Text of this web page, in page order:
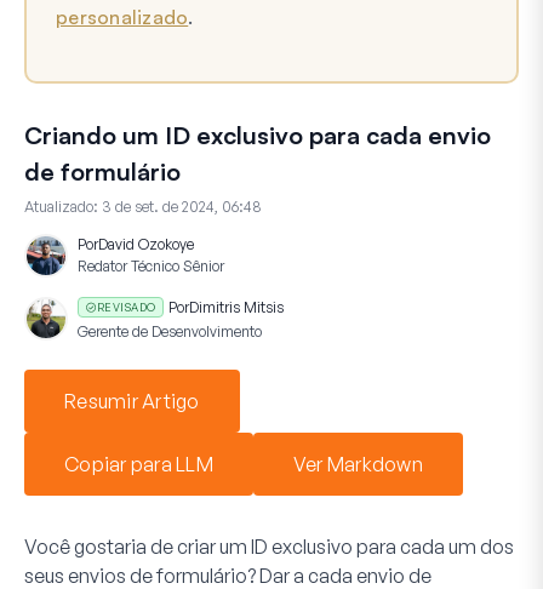
personalizado.
Criando um ID exclusivo para cada envio
de formulário
Atualizado: 3 de set. de 2024, 06:48
PorDavid Ozokoye
Redator Técnico Sênior
REVISADO PorDimitris Mitsis
Gerente de Desenvolvimento
Resumir Artigo
Copiar para LLM Ver Markdown
Você gostaria de criar um ID exclusivo para cada um dos
seus envios de formulário? Dar a cada envio de